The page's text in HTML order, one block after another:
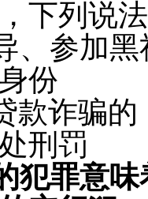
下列说
、参加
份
款诈骗
刑罚
犯罪意